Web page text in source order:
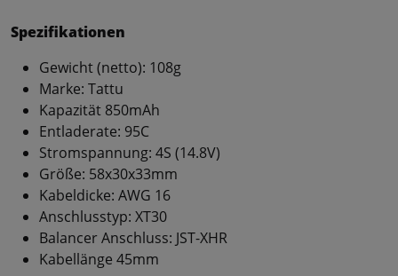
Spezifikationen
Gewicht (netto): 108g
Marke: Tattu
Kapazität 850mAh
Entladerate: 95C
Stromspannung: 4S (14.8V)
Größe: 58x30x33mm
Kabeldicke: AWG 16
Anschlusstyp: XT30
Balancer Anschluss: JST-XHR
Kabellänge 45mm